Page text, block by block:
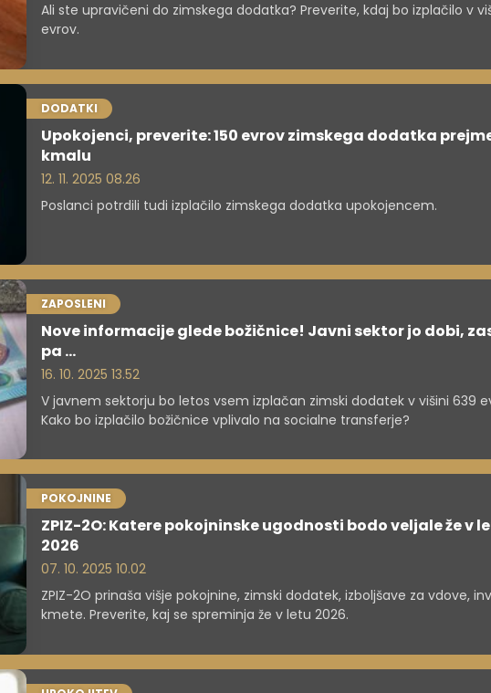
Ali ste upravičeni do zimskega dodatka? Preverite, kdaj bo izplačilo v
evrov.
DODATKI
Upokojenci, preverite: 150 evrov zimskega dodatka
kmalu
12. 11. 2025 08.26
Poslanci potrdili tudi izplačilo zimskega dodatka upokojencem.
ZAPOSLENI
Nove informacije glede božičnice! Javni sektor jo dobi,
pa ...
16. 10. 2025 13.52
V javnem sektorju bo letos vsem izplačan zimski dodatek v višini 639
Kako bo izplačilo božičnice vplivalo na socialne transferje?
POKOJNINE
ZPIZ-2O: Katere pokojninske ugodnosti bodo veljale že v
2026
07. 10. 2025 10.02
ZPIZ-2O prinaša višje pokojnine, zimski dodatek, izboljšave za vdove,
kmete. Preverite, kaj se spreminja že v letu 2026.